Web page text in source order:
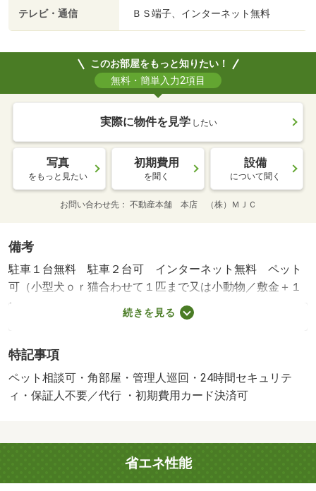
テレビ・通信 ＢＳ端子、インターネット無料
このお部屋をもっと知りたい！
無料・簡単入力2項目
実際に物件を見学 したい
写真
をもっと見たい
初期費用
を聞く
設備
について聞く
お問い合わせ先 不動産本舗 本店 （株）ＭＪＣ
備考
駐車１台無料 駐車２台可 インターネット無料 ペット
可（小型犬ｏｒ猫合わせて１匹まで又は小動物／敷金＋１
カ月） ホームセキュリティ 防犯合わせガラス エアコ
ン２台 対面キッチン シャワートイレ シャンプードレ
優先・賃貸保証等：加入要（初回契約時：３５，０００
円、月額：１％、月額保証料：賃料総額の１％＋８００
円）・鍵交換代：あり１６，５００円～・維持費等：町内
ー物件☆ホームセキュリティ付きで防犯面安心です☆イン
ターネット無料も嬉しいですね☆駐車場２台目もご相談く
ださい！・バイク置場：なし・駐輪場：有・仲介手数料：
続きを見る
特記事項
ペット相談可・角部屋・管理人巡回・24時間セキュリテ
ィ・保証人不要／代行 ・初期費用カード決済可
省エネ性能